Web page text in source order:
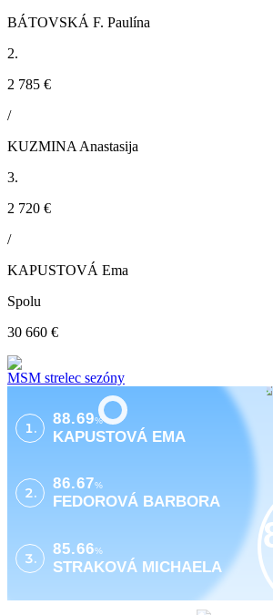
BÁTOVSKÁ F. Paulína
2.
2 785 €
/
KUZMINA Anastasija
3.
2 720 €
/
KAPUSTOVÁ Ema
Spolu
30 660 €
MSM strelec sezóny
1.
88.69%
KAPUSTOVÁ EMA
2.
86.67%
FEDOROVÁ BARBORA
3.
85.66%
STRAKOVÁ MICHAELA